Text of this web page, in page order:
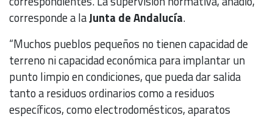
corresponde a laJunta de Andalucía.
“Muchos pueblos pequeños no tienen capacidad de
terreno ni capacidad económica para implantar un
punto limpio en condiciones, que pueda dar salida
tanto a residuos ordinarios como a residuos
específicos, como electrodomésticos, aparatos